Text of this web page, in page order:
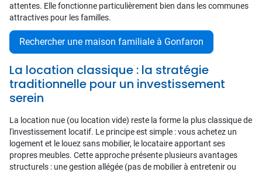
attentes. Elle fonctionne particulièrement bien dans les communes
attractives pour les familles.
Rechercher une maison familiale à Gonfaron
La location classique : la stratégie
traditionnelle pour un investissement
serein
La location nue (ou location vide) reste la forme la plus classique de
l'investissement locatif. Le principe est simple : vous achetez un
logement et le louez sans mobilier, le locataire apportant ses
propres meubles. Cette approche présente plusieurs avantages
structurels : une gestion allégée (pas de mobilier à entretenir ou